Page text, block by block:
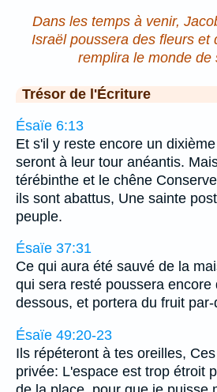
Dans les temps à venir,
Israël poussera des fleurs et
remplira le monde de
Trésor de l'Écriture
Ésaïe 6:13
Et s'il y reste encore un
seront à leur tour anéantis.
térébinthe et le chêne
ils sont abattus, Une sainte
peuple.
Ésaïe 37:31
Ce qui aura été sauvé de la
qui sera resté poussera encore
dessous, et portera du fruit par-
Ésaïe 49:20-23
Ils répéteront à tes oreilles,
privée: L'espace est trop étroit